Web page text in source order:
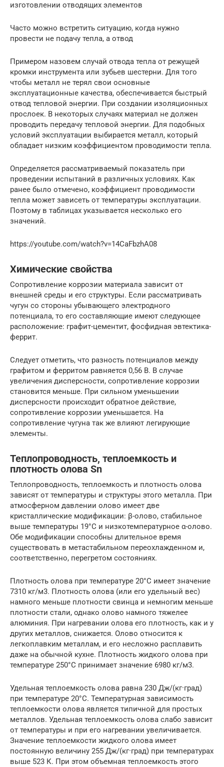
изготовлении отводящих элементов
Часто можно встретить ситуацию, когда нужно
провести не подачу тепла, а отвод
Примером назовем случай отвода тепла от режущей
кромки инструмента или зубьев шестерни. Для того
чтобы металл не терял свои основные
эксплуатационные качества, обеспечивается быстрый
отвод тепловой энергии. При создании изоляционных
прослоек. В некоторых случаях материал не должен
проводить передачу тепловой энергии. Для подобных
условий эксплуатации выбирается металл, который
обладает низким коэффициентом проводимости тепла.
Определяется рассматриваемый показатель при
проведении испытаний в различных условиях. Как
ранее было отмечено, коэффициент проводимости
тепла может зависеть от температуры эксплуатации.
Поэтому в таблицах указывается несколько его
значений.
https://youtube.com/watch?v=14CaFbzhA08
Химические свойства
Сопротивление коррозии материала зависит от
внешней среды и его структуры. Если рассматривать
чугун со стороны убывающего электродного
потенциала, то его составляющие имеют следующее
расположение: графит-цементит, фосфидная эвтектика-
феррит.
Следует отметить, что разность потенциалов между
графитом и ферритом равняется 0,56 В. В случае
увеличения дисперсности, сопротивление коррозии
становится меньше. При сильном уменьшении
дисперсности происходит обратное действие,
сопротивление коррозии уменьшается. На
сопротивление чугуна так же влияют легирующие
элементы.
Теплопроводность, теплоемкость и
плотность олова Sn
Теплопроводность, теплоемкость и плотность олова
зависят от температуры и структуры этого металла. При
атмосферном давлении олово имеет две
кристаллические модификации: β-олово, стабильное
выше температуры 19°С и низкотемпературное α-олово.
Обе модификации способны длительное время
существовать в метастабильном переохлажденном и,
соответственно, перегретом состояниях.
Плотность олова при температуре 20°С имеет значение
7310 кг/м3. Плотность олова (или его удельный вес)
намного меньше плотности свинца и немногим меньше
плотности стали, однако олово намного тяжелее
алюминия. При нагревании олова его плотность, как и у
других металлов, снижается. Олово относится к
легкоплавким металлам, и его несложно расплавить
даже на обычной кухне. Плотность жидкого олова при
температуре 250°С принимает значение 6980 кг/м3.
Удельная теплоемкость олова равна 230 Дж/(кг·град)
при температуре 20°С. Температурная зависимость
теплоемкости олова является типичной для простых
металлов. Удельная теплоемкость олова слабо зависит
от температуры и при его нагревании увеличивается.
Значение теплоемкости жидкого олова имеет
постоянную величину 255 Дж/(кг·град) при температурах
выше 523 К. При этом объемная теплоемкость этого